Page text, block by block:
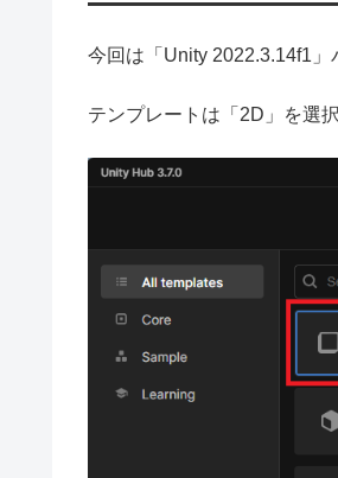
今回は「Unity 2022.3.14f1」
テンプレートは「2D」を選